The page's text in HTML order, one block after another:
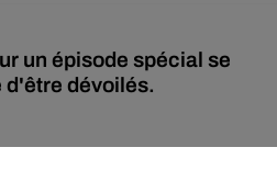
un épisode spécial se
d'être dévoilés.
de Covid-19,